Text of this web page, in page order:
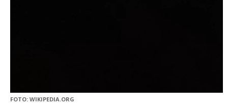
FOTO: WIKIPEDIA.ORG